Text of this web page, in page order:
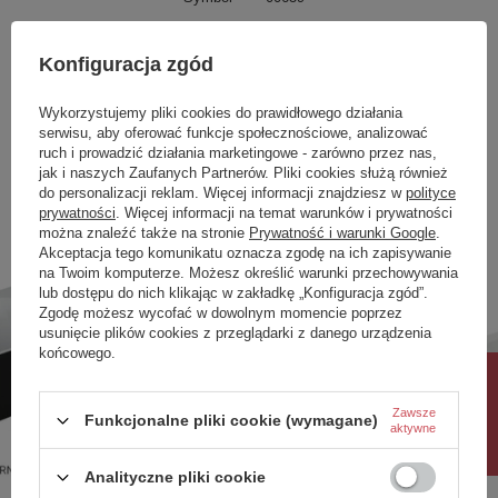
W komplecie stelaż oraz syfon z chromowanym
odpływem i przelewem.
Do wyboru dodatkowo pokrywa na odpływ i
przelew do wanny wolnostojącej w 4
wybarwieniach:
Biały Połysk, Czarny Połysk, Czarny Mat, Złoty
kolor
Zobacz również
Poprzedni z tej kategorii Następny z tej kategorii
Konfiguracja zgód
Wykorzystujemy pliki cookies do prawidłowego działania
serwisu, aby oferować funkcje społecznościowe, analizować
ruch i prowadzić działania marketingowe - zarówno przez nas,
jak i naszych Zaufanych Partnerów. Pliki cookies służą również
do personalizacji reklam. Więcej informacji znajdziesz w polityce
prywatności . Więcej informacji na temat warunków i prywatności
można znaleźć także na stronie Prywatność i warunki Google
Akceptacja tego komunikatu oznacza zgodę na ich zapisywanie
na Twoim komputerze. Możesz określić warunki przechowywania
lub dostępu do nich klikając w zakładkę „Konfiguracja zgód”.
Zgodę możesz wycofać w dowolnym momencie poprzez
usunięcie plików cookies z przeglądarki z danego urządzenia
końcowego.
Funkcjonalne pliki cookie (wymagane)
Zawsze
aktywne
Analityczne pliki cookie